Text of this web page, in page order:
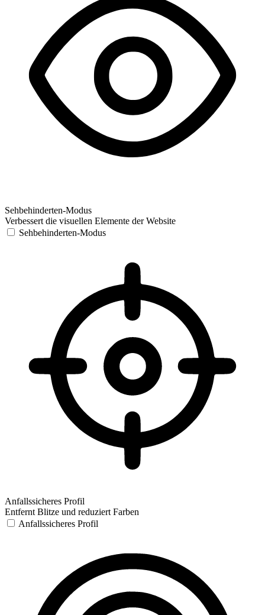
Sehbehinderten-Modus
Verbessert die visuellen Elemente der Website
Sehbehinderten-Modus
Anfallssicheres Profil
Entfernt Blitze und reduziert Farben
Anfallssicheres Profil